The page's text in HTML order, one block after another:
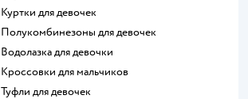
Куртки для девочек
Полукомбинезоны для девочек
Водолазка для девочки
Кроссовки для мальчиков
Туфли для девочек